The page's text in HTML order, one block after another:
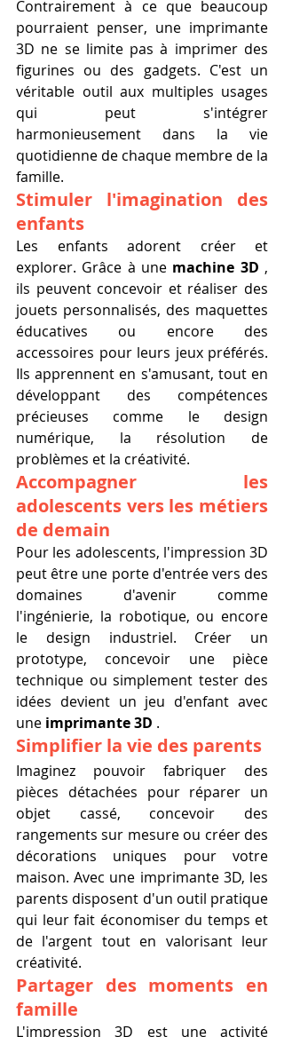
Contrairement à ce que beaucoup
pourraient penser, une imprimante
3D ne se limite pas à imprimer des
figurines ou des gadgets. C'est un
véritable outil aux multiples usages
qui peut s'intégrer
harmonieusement dans la vie
quotidienne de chaque membre de la
famille.
Stimuler l'imagination des
enfants
Les enfants adorent créer et
explorer. Grâce à une machine 3D ,
ils peuvent concevoir et réaliser des
jouets personnalisés, des maquettes
éducatives ou encore des
accessoires pour leurs jeux préférés.
Ils apprennent en s'amusant, tout en
développant des compétences
précieuses comme le design
numérique, la résolution de
problèmes et la créativité.
Accompagner les
adolescents vers les métiers
de demain
Pour les adolescents, l'impression 3D
peut être une porte d'entrée vers des
domaines d'avenir comme
l'ingénierie, la robotique, ou encore
le design industriel. Créer un
prototype, concevoir une pièce
technique ou simplement tester des
idées devient un jeu d'enfant avec
une imprimante 3D .
Simplifier la vie des parents
Imaginez pouvoir fabriquer des
pièces détachées pour réparer un
objet cassé, concevoir des
rangements sur mesure ou créer des
décorations uniques pour votre
maison. Avec une imprimante 3D, les
parents disposent d'un outil pratique
qui leur fait économiser du temps et
de l'argent tout en valorisant leur
créativité.
Partager des moments en
famille
L'impression 3D est une activité